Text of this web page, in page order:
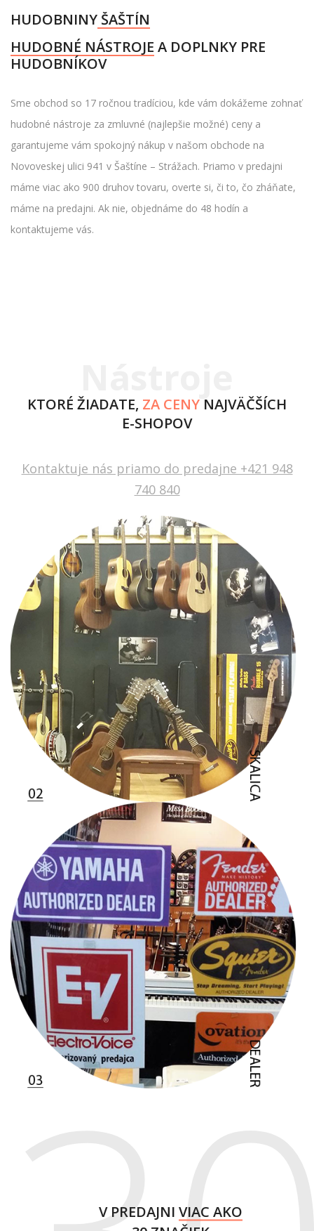
HUDOBNINY ŠAŠTÍN
HUDOBNÉ NÁSTROJE A DOPLNKY PRE
HUDOBNÍKOV
Sme obchod so 17 ročnou tradíciou, kde vám dokážeme zohnať
hudobné nástroje za zmluvné (najlepšie možné) ceny a
garantujeme vám spokojný nákup v našom obchode na
Novoveskej ulici 941 v Šaštíne – Strážach. Priamo v predajni
máme viac ako 900 druhov tovaru, overte si, či to, čo zháňate,
máme na predajni. Ak nie, objednáme do 48 hodín a
kontaktujeme vás.
KTORÉ ŽIADATE, ZA CENY NAJVÄČŠÍCH
E-SHOPOV
Kontaktuje nás priamo do predajne +421 948
740 840
V PREDAJNI VIAC AKO